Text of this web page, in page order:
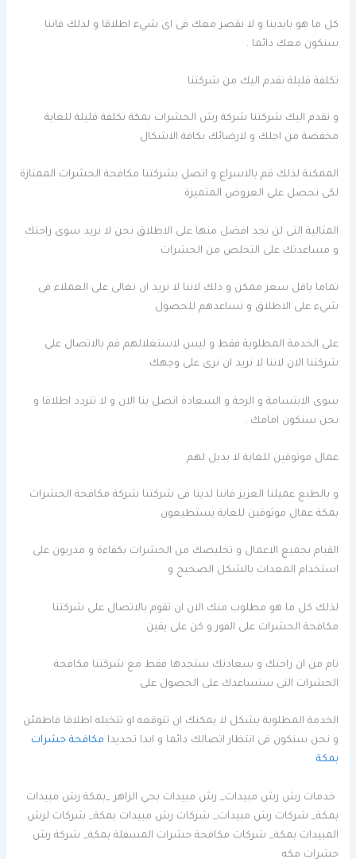
كل ما هو بايدينا و لا نقصر معك فى اى شيء اطلاقا و لذلك فاننا
سنكون معك دائما .
تكلفة قليلة تقدم اليك من شركتنا
و تقدم اليك شركتنا شركة رش الحشرات بمكة تكلفة قليلة للغاية
مخفضة من اجلك و لارضائك بكافة الاشكال
الممكنة لذلك قم بالاسراع و اتصل بشركتنا مكافحة الحشرات الممتازة
لكى تحصل على العروض المتميزة
المثالية التى لن تجد افضل منها على الاطلاق نحن لا نريد سوى راحتك
و مساعدتك على التخلص من الحشرات
تماما باقل سعر ممكن و ذلك لاننا لا نريد ان نغالى على العملاء فى
شيء على الاطلاق و نساعدهم للحصول
على الخدمة المطلوبة فقط و ليس لاستغلالهم قم بالاتصال على
شركتنا الان لاننا لا نريد ان نرى على وجهك
سوى الابتسامة و الرحة و السعادة اتصل بنا الان و لا تتردد اطلاقا و
نحن سنكون امامك .
عمال موثوقين للغاية لا بديل لهم
و بالطبع عميلنا العزيز فاننا لدينا فى شركتنا شركة مكافحة الحشرات
بمكة عمال موثوقين للغاية يستطيعون
القيام بجميع الاعمال و تخليصك من الحشرات بكفاءة و مدربون على
استخدام المعدات بالشكل الصحيح و
لذلك كل ما هو مطلوب منك الان ان تقوم بالاتصال على شركتنا
مكافحة الحشرات على الفور و كن على يقين
تام من ان راحتك و سعادتك ستجدها فقط مع شركتنا مكافحة
الحشرات التى ستساعدك على الحصول على
الخدمة المطلوبة بشكل لا يمكنك ان تتوقعه او تتخيله اطلاقا فاطمئن
و نحن سنكون فى انتظار اتصالك دائما و ابدا تحديدا مكافحة حشرات
بمكة
خدمات رش رش مبيدات_ رش مبيدات بحي الزاهر _بمكة رش مبيدات
بمكة_ شركات رش مبيدات_ شركات رش مبيدات بمكة_ شركات لرش
المبيدات بمكة_ شركات مكافحة حشرات المسفلة بمكة_ شركة رش
حشرات مكه